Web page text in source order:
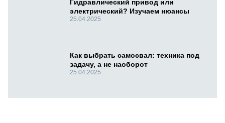
Гидравлический привод или
электрический? Изучаем нюансы
25.04.2025
Как выбрать самосвал: техника под
задачу, а не наоборот
25.04.2025